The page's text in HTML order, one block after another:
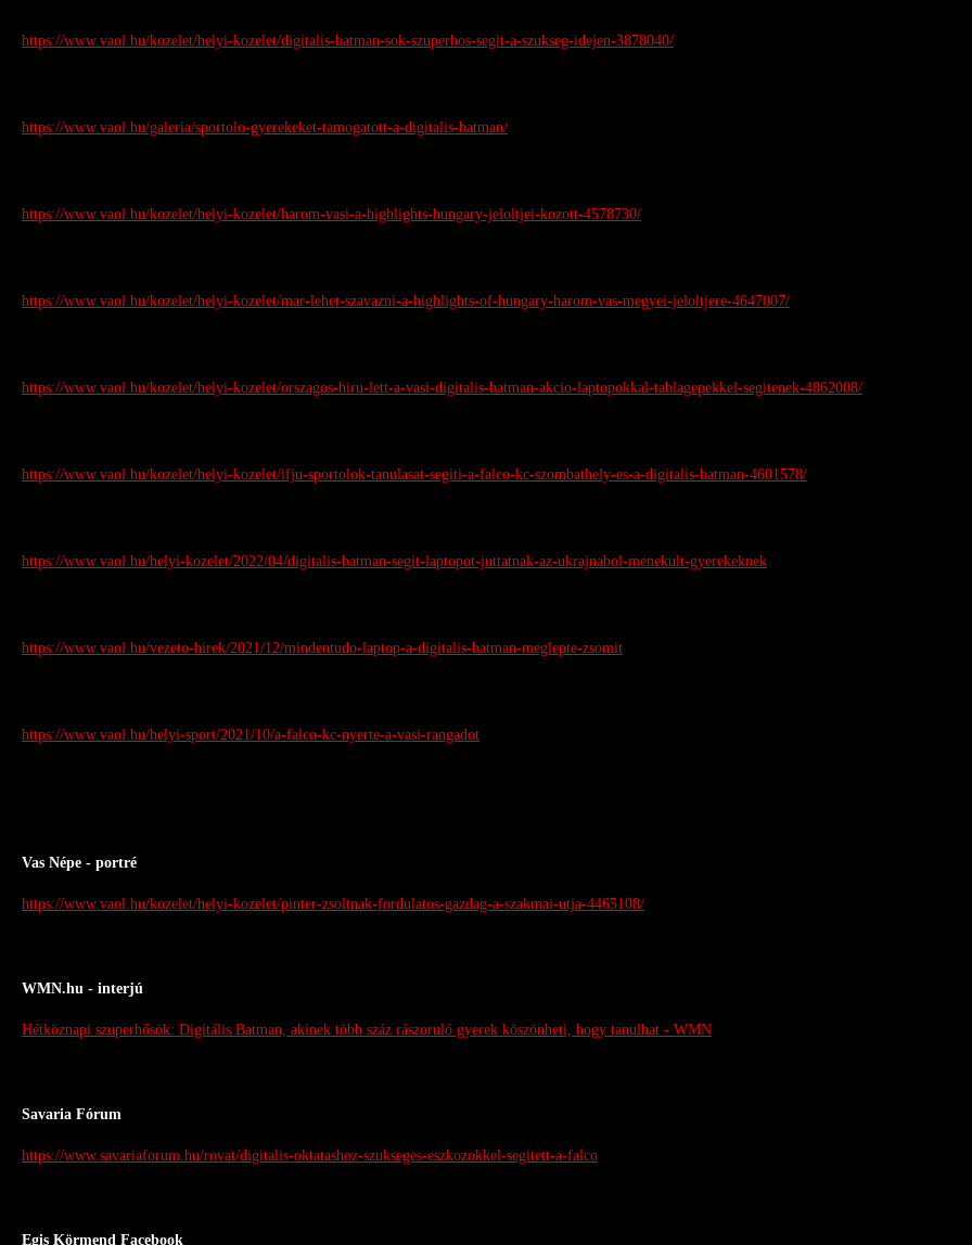
https://www.vaol.hu/kozelet/helyi-kozelet/digitalis-batman-sok-szuperhos-segit-a-szukseg-idejen-3878040/
https://www.vaol.hu/galeria/sportolo-gyerekeket-tamogatott-a-digitalis-batman/
https://www.vaol.hu/kozelet/helyi-kozelet/harom-vasi-a-highlights-hungary-jeloltjei-kozott-4578730/
https://www.vaol.hu/kozelet/helyi-kozelet/mar-lehet-szavazni-a-highlights-of-hungary-harom-vas-megyei-jeloltjere-4647007/
https://www.vaol.hu/kozelet/helyi-kozelet/orszagos-hiru-lett-a-vasi-digitalis-batman-akcio-laptopokkal-tablagepekkel-segitenek-4862008/
https://www.vaol.hu/kozelet/helyi-kozelet/ifju-sportolok-tanulasat-segiti-a-falco-kc-szombathely-es-a-digitalis-batman-4601578/
https://www.vaol.hu/helyi-kozelet/2022/04/digitalis-batman-segit-laptopot-juttatnak-az-ukrajnabol-menekult-gyerekeknek
https://www.vaol.hu/vezeto-hirek/2021/12/mindentudo-laptop-a-digitalis-batman-meglepte-zsomit
https://www.vaol.hu/helyi-sport/2021/10/a-falco-kc-nyerte-a-vasi-rangadot
Vas Népe - portré
https://www.vaol.hu/kozelet/helyi-kozelet/pinter-zsoltnak-fordulatos-gazdag-a-szakmai-utja-4465108/
WMN.hu - interjú
Hétköznapi szuperhősök: Digitális Batman, akinek több száz rászoruló gyerek köszönheti, hogy tanulhat - WMN
Savaria Fórum
https://www.savariaforum.hu/rovat/digitalis-oktatashoz-szukseges-eszkozokkel-segitett-a-falco
Egis Körmend Facebook